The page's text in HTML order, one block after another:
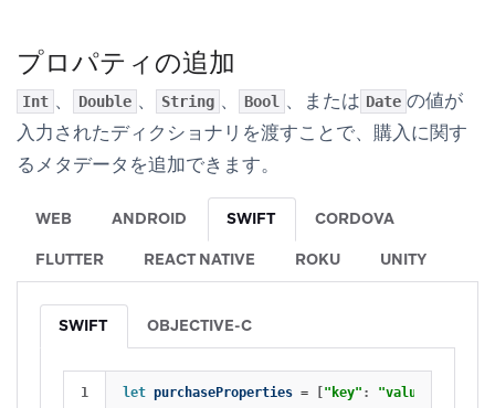
プロパティの追加
Int 、 Double 、 String 、 Bool 、または Date の値が
入力されたディクショナリを渡すことで、購入に関す
るメタデータを追加できます。
WEB ANDROID SWIFT CORDOVA
FLUTTER REACT NATIVE ROKU UNITY
SWIFT OBJECTIVE-C
1
let purchaseProperties = ["key" : "value"